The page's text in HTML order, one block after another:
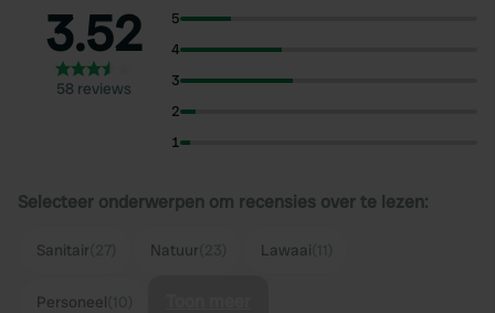
3.52
58 reviews
5
4
3
2
1
Selecteer onderwerpen om recensies over te lezen:
Sanitair Natuur Lawaai
Personeel